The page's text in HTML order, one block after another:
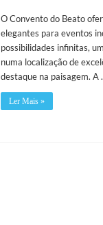
O Convento do Beato
elegantes para eventos
possibilidades infinitas,
numa localização de
destaque na paisagem. A
Ler Mais »